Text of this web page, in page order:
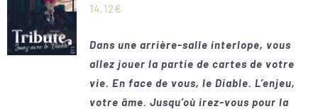
14,12€
Dans une arrière-salle interlope, vous
allez jouer la partie de cartes de votre
vie. En face de vous, le Diable. L’enjeu,
votre âme. Jusqu’où irez-vous pour la